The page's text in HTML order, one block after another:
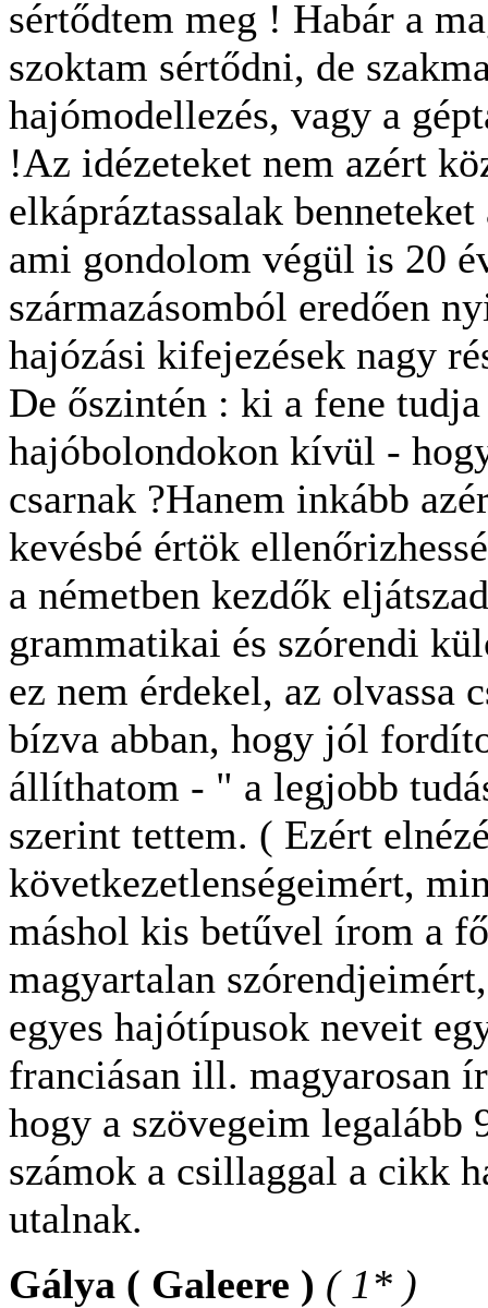
sértődtem meg ! Habár a
szoktam sértődni, de
hajómodellezés, vagy a
!Az idézeteket nem azért
elkápráztassalak
ami gondolom végül is 20
származásomból eredően
hajózási kifejezések nagy
De őszintén : ki a fene
hajóbolondokon kívül -
csarnak ?Hanem inkább
kevésbé értök
a németben kezdők
grammatikai és szórendi
ez nem érdekel, az olvassa
bízva abban, hogy jól
állíthatom - " a legjobb
szerint tettem. ( Ezért
következetlenségeimért,
máshol kis betűvel írom a
magyartalan
egyes hajótípusok neveit
franciásan ill. magyarosan
hogy a szövegeim legalább
számok a csillaggal a cikk
utalnak.
Gálya ( Galeere ) ( 1* )